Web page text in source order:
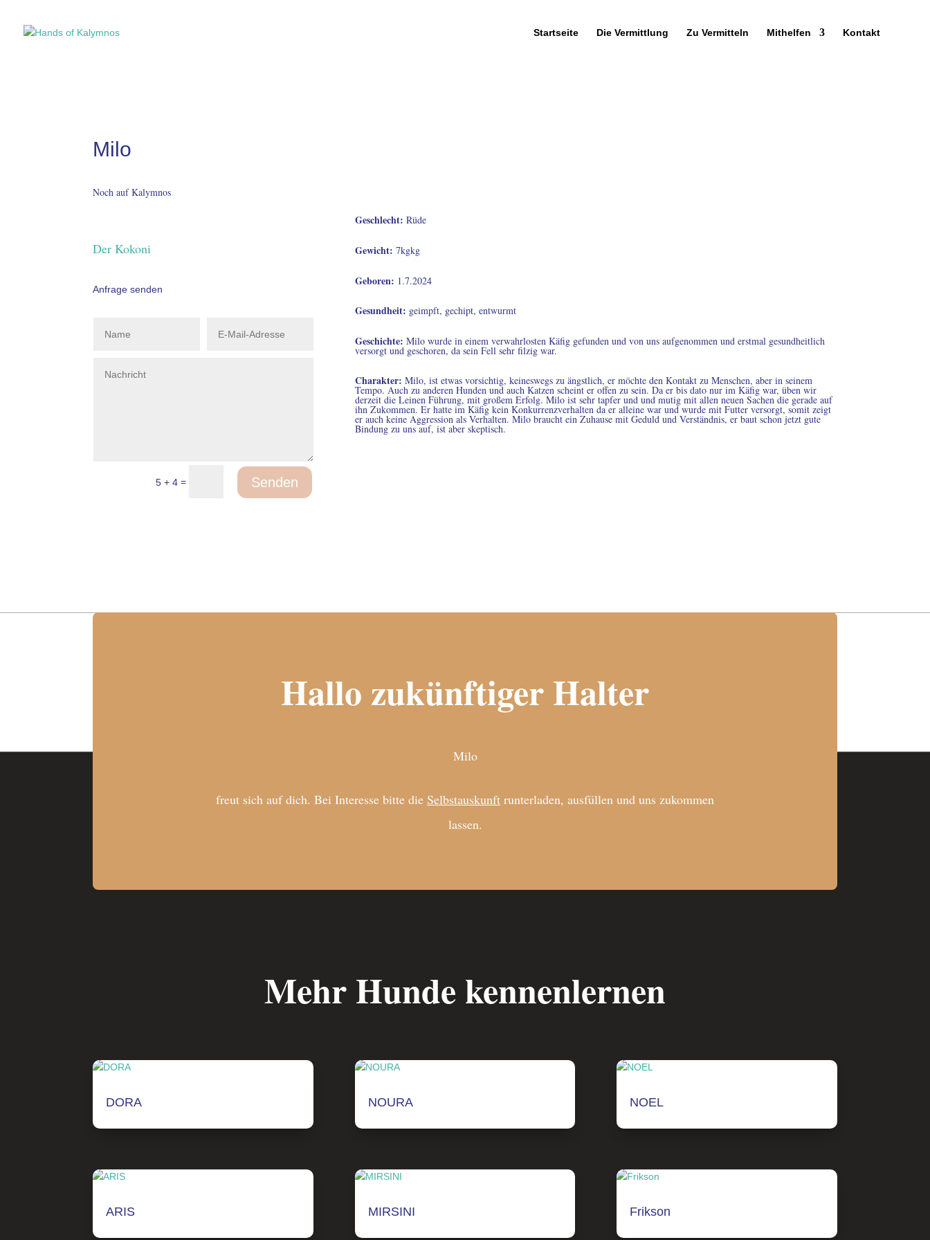
Startseite Die Vermittlung Zu Vermitteln Mithelfen Kontakt
Milo
Noch auf Kalymnos
Der Kokoni
Anfrage senden
5 + 4 = Senden
Geschlecht: Rüde
Gewicht: 7kgkg
Geboren: 1.7.2024
Gesundheit: geimpft, gechipt, entwurmt
Geschichte: Milo wurde in einem verwahrlosten Käfig gefunden und von uns aufgenommen und erstmal gesundheitlich
versorgt und geschoren, da sein Fell sehr filzig war.
Charakter: Milo, ist etwas vorsichtig, keineswegs zu ängstlich, er möchte den Kontakt zu Menschen, aber in seinem
Tempo. Auch zu anderen Hunden und auch Katzen scheint er offen zu sein. Da er bis dato nur im Käfig war, üben wir
derzeit die Leinen Führung, mit großem Erfolg. Milo ist sehr tapfer und und mutig mit allen neuen Sachen die gerade auf
ihn Zukommen. Er hatte im Käfig kein Konkurrenzverhalten da er alleine war und wurde mit Futter versorgt, somit zeigt
er auch keine Aggression als Verhalten. Milo braucht ein Zuhause mit Geduld und Verständnis, er baut schon jetzt gute
Bindung zu uns auf, ist aber skeptisch.
Hallo zukünftiger Halter
Milo
freut sich auf dich. Bei Interesse bitte die Selbstauskunft runterladen, ausfüllen und uns zukommen
lassen.
Mehr Hunde kennenlernen
DORA
ARIS
NOURA
MIRSINI
NOEL
Frikson